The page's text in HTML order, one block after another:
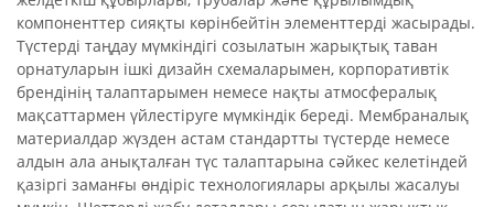
компоненттер сияқты көрінбейтін элементтерді жасырады.
Түстерді таңдау мүмкіндігі созылатын жарықтық таван
орнатуларын ішкі дизайн схемаларымен, корпоративтік
брендінің талаптарымен немесе нақты атмосфералық
мақсаттармен үйлестіруге мүмкіндік береді. Мембраналық
материалдар жүзден астам стандартты түстерде немесе
алдын ала анықталған түс талаптарына сәйкес келетіндей
қазіргі заманғы өндіріс технологиялары арқылы жасалуы